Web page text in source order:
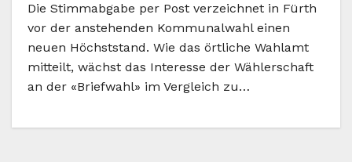
Die Stimmabgabe per Post verzeichnet in Fürth
vor der anstehenden Kommunalwahl einen
neuen Höchststand. Wie das örtliche Wahlamt
mitteilt, wächst das Interesse der Wählerschaft
an der «Briefwahl» im Vergleich zu…